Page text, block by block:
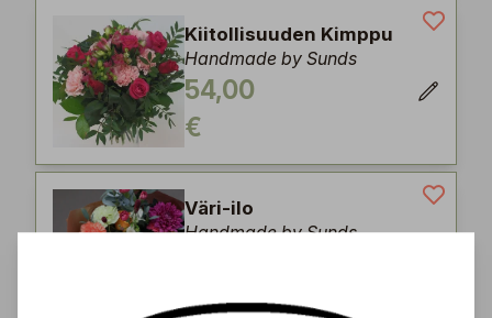
Kiitollisuuden Kimppu
Handmade by Sunds
54,00
€
Väri-ilo
Handmade by Sunds
€